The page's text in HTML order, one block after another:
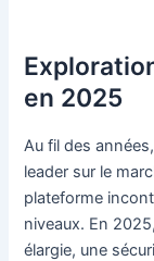
en 2025
Au fil des années,
leader sur le
plateforme
niveaux. En
élargie, une